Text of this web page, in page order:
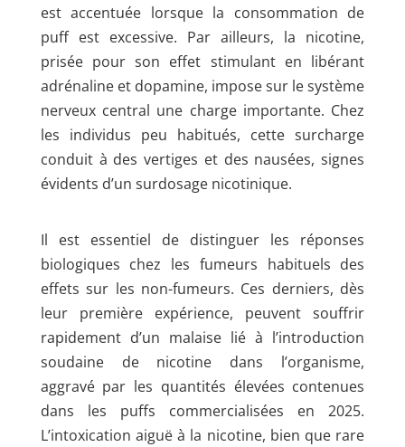
est accentuée lorsque la consommation de
puff est excessive. Par ailleurs, la nicotine,
prisée pour son effet stimulant en libérant
adrénaline et dopamine, impose sur le système
nerveux central une charge importante. Chez
les individus peu habitués, cette surcharge
conduit à des vertiges et des nausées, signes
évidents d’un surdosage nicotinique.
Il est essentiel de distinguer les réponses
biologiques chez les fumeurs habituels des
effets sur les non-fumeurs. Ces derniers, dès
leur première expérience, peuvent souffrir
rapidement d’un malaise lié à l’introduction
soudaine de nicotine dans l’organisme,
aggravé par les quantités élevées contenues
dans les puffs commercialisées en 2025.
L’intoxication aiguë à la nicotine, bien que rare